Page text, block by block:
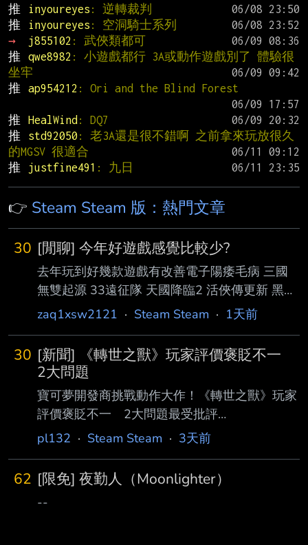
推
inyoureyes : 逆轉裁判
推
inyoureyes : 空洞騎士系列
→
j855102 : 武俠類都可
推
qwe8982 : 小遊戲都行 3A或動作遊戲別了 體驗很
坐牢
推
ap954212 : Ori and the Blind Forest
推
HealWind : DQ7
推
std92050 : 老3A還是很不錯啊 之前拿來玩放很久
的MGSV 很適合
推
justfine491 : 九日
👉 Steam Steam 版：熱門文章
30 [閒聊] 今年好遊戲感覺比較少?
去年玩到好幾款遊戲有改善電子陽痿毛病 三國
無雙起源 33遠征隊 天國降臨2 活俠傳更新 黑帝
斯2 絲之歌 鴨科夫 還有還沒玩到的死亡擱淺2
是2026年 總覺得今年有點貧瘠 都過大半年了
大概就只有殺戮尖塔2 但還在EA 惡靈古堡 遊戲
時長略嫌太短 也許還能算上仁王3 人機迷惘...但
整體來說跟去年相比 實在太少了 跟去年比起來
也差太多 這是怎麼回事啊?? --
zaq1xsw2121 · Steam Steam · 1天前
30 [新聞] 《轉世之獸》玩家評價褒貶不一
2大問題
寶可夢開發商挑戰動作大作！《轉世之獸》玩家
評價褒貶不一 2大問題最受批評
https://tinyurl.com/22t9gay8 由《寶可夢》系列
之獸》（Beast of Reincarnation）於 8 月 4 日
正式上市，原先受到期待的跨平台原創新作，評
分解禁後 卻面臨口碑危機。綜合評分網站
pl132 · Steam Steam · 3天前
62 [限免] 夜勤人（Moonlighter）
--